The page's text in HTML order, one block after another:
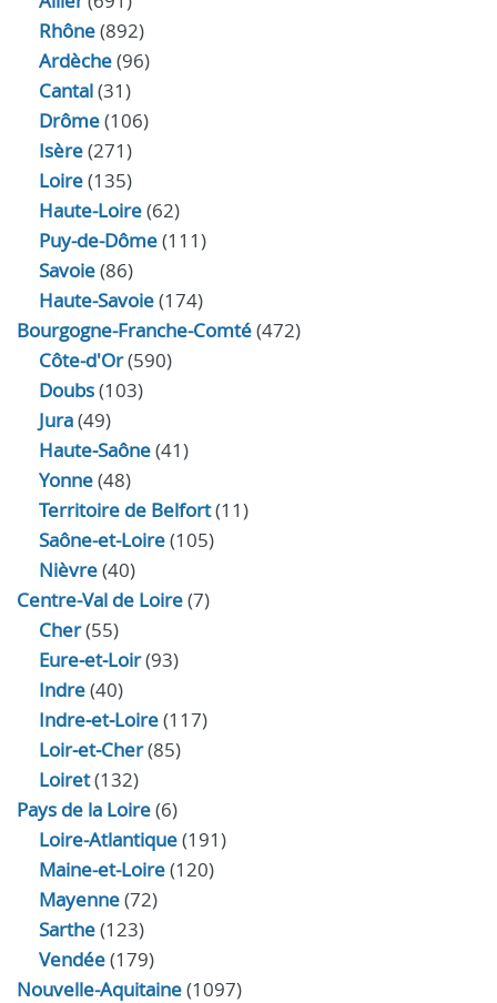
Rhône(892)
Ardèche(96)
Cantal(31)
Drôme(106)
Isère(271)
Loire(135)
Haute-Loire(62)
Puy-de-Dôme(111)
Savoie(86)
Haute-Savoie(174)
Bourgogne-Franche-Comté(472)
Côte-d'Or(590)
Doubs(103)
Jura(49)
Haute‑Saône(41)
Yonne(48)
Territoire de Belfort(11)
Saône-et-Loire(105)
Nièvre(40)
Centre-Val de Loire(7)
Cher(55)
Eure‑et‑Loir(93)
Indre(40)
Indre‑et‑Loire(117)
Loir‑et‑Cher(85)
Loiret(132)
Pays de la Loire(6)
Loire-Atlantique(191)
Maine-et-Loire(120)
Mayenne(72)
Sarthe(123)
Vendée(179)
Nouvelle-Aquitaine(1097)